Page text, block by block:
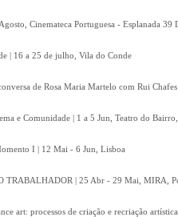
Cinemateca Portuguesa - Esplanada 39
| 16 a 25 de julho, Vila do Conde
de Rosa Maria Martelo com Rui
e Comunidade | 1 a 5 Jun, Teatro do
I | 12 Mai - 6 Jun, Lisboa
TRABALHADOR | 25 Abr - 29 Mai, MIRA,
art: processos de criação e recriação